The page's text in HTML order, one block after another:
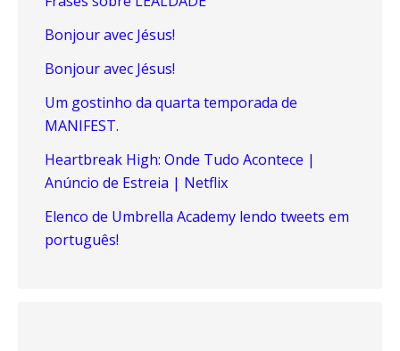
Bonjour avec Jésus!
Bonjour avec Jésus!
Um gostinho da quarta temporada de
MANIFEST.
Heartbreak High: Onde Tudo Acontece |
Anúncio de Estreia | Netflix
Elenco de Umbrella Academy lendo tweets em
português!